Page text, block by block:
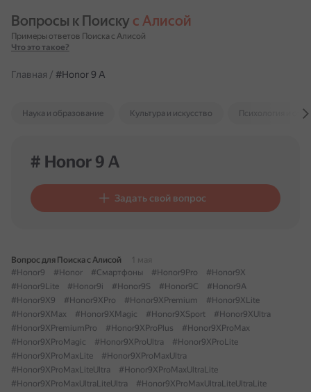
Вопросы к Поиску с Алисой
Примеры ответов Поиска с Алисой
Что это такое?
Главная / #Honor 9 A
Наука и образование Культура и искусство Психология и
# Honor 9 A
Задать свой вопрос
Вопрос для Поиска с Алисой
1 мая
#Honor9
#Honor #Смартфоны #Honor9Pro
#Honor9X
#Honor9Lite
#Honor9i #Honor9S #Honor9C
#Honor9A
#Honor9X9
#Honor9XPro #Honor9XPremium
#Honor9XLite
#Honor9XMax
#Honor9XMagic #Honor9XSport
#Honor9XUltra
#Honor9XPremiumPro
#Honor9XProPlus
#Honor9XProMax
#Honor9XProMagic
#Honor9XProUltra
#Honor9XProLite
#Honor9XProMaxLite
#Honor9XProMaxUltra
#Honor9XProMaxLiteUltra
#Honor9XProMaxUltraLite
#Honor9XProMaxUltraLiteUltra
#Honor9XProMaxUltraLiteUltraLite